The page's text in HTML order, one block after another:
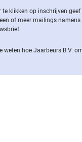
te klikken op inschrijven
of meer mailings
weten hoe Jaarbeurs B.V.